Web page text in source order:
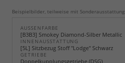
Beispielbilder, teilweise mit Sonderausstattung
AUSSENFARBE
[B3B3] Smokey Diamond-Silber Metallic
INNENAUSSTATTUNG
[5L] Sitzbezug Stoff "Lodge" Schwarz
GETRIEBE
Doppelkupplungsgetriebe (DSG)